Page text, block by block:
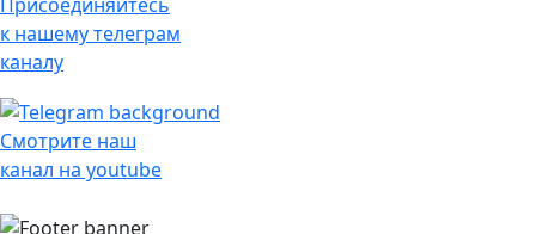
к нашему телеграм
каналу
Смотрите наш
канал на youtube